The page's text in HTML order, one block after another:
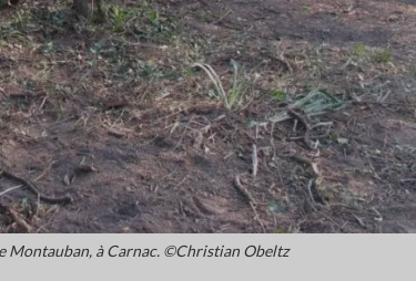
Montauban, à Carnac. ©Christian Obeltz